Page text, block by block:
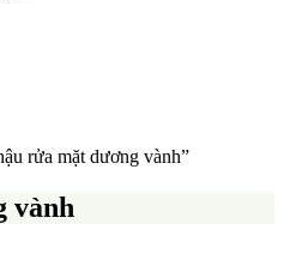
rửa mặt dương vành”
vành